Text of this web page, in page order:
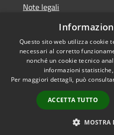
Note legali
Dichiarazione di
Accessibilità
Questo sito web utilizza cookie
necessari al corretto
nonché un cookie tecnico
informazioni
Per maggiori dettagli, può
ACCETTA TUTTO
MOSTRA